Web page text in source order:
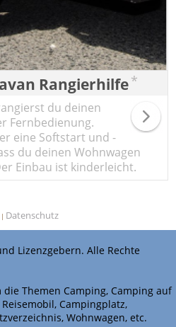
Rangierhilfe*
du deinen
Fernbedienung.
eine Softstart und -
du deinen Wohnwagen
| Datenschutz
Lizenzgebern. Alle Rechte
Themen Camping, Camping auf
Campingplatz,
Wohnwagen, etc.